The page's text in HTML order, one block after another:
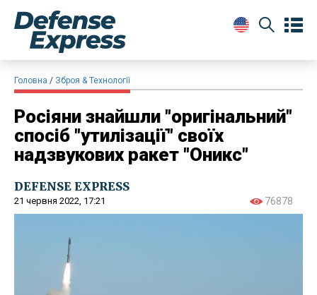
Головна Зброя & Технології
Росіяни знайшли "оригінальний"
спосіб "утилізації" своїх
надзвукових ракет "Оникс"
DEFENSE EXPRESS
21 червня 2022, 17:21 76878